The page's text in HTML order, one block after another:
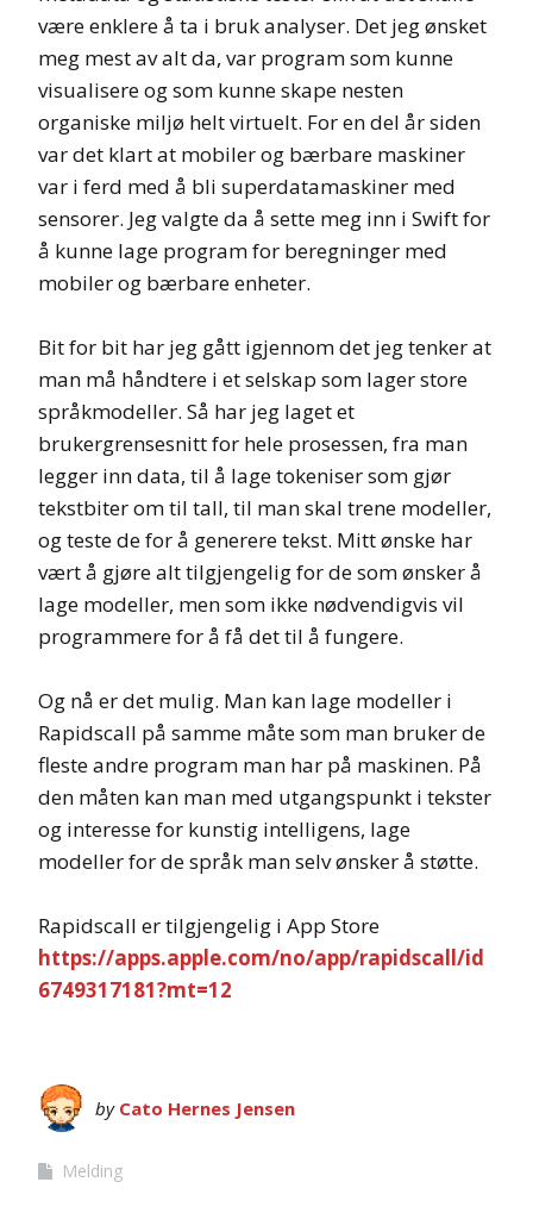
være enklere å ta i bruk analyser. Det jeg ønsket
meg mest av alt da, var program som kunne
visualisere og som kunne skape nesten
organiske miljø helt virtuelt. For en del år siden
var det klart at mobiler og bærbare maskiner
var i ferd med å bli superdatamaskiner med
sensorer. Jeg valgte da å sette meg inn i Swift for
å kunne lage program for beregninger med
mobiler og bærbare enheter.
Bit for bit har jeg gått igjennom det jeg tenker at
man må håndtere i et selskap som lager store
språkmodeller. Så har jeg laget et
brukergrensesnitt for hele prosessen, fra man
legger inn data, til å lage tokeniser som gjør
tekstbiter om til tall, til man skal trene modeller,
og teste de for å generere tekst. Mitt ønske har
vært å gjøre alt tilgjengelig for de som ønsker å
lage modeller, men som ikke nødvendigvis vil
programmere for å få det til å fungere.
Og nå er det mulig. Man kan lage modeller i
Rapidscall på samme måte som man bruker de
fleste andre program man har på maskinen. På
den måten kan man med utgangspunkt i tekster
og interesse for kunstig intelligens, lage
modeller for de språk man selv ønsker å støtte.
Rapidscall er tilgjengelig i App Store
https://apps.apple.com/no/app/rapidscall/id
6749317181?mt=12
by Cato Hernes Jensen
Melding